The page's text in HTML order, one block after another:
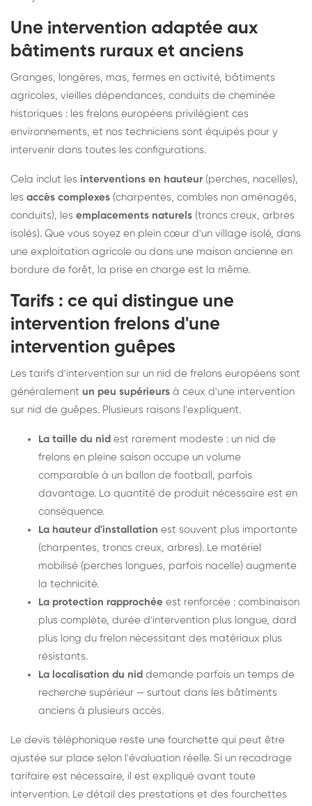
Une intervention adaptée aux
bâtiments ruraux et anciens
Granges, longères, mas, fermes en activité, bâtiments
agricoles, vieilles dépendances, conduits de cheminée
historiques : les frelons européens privilégient ces
environnements, et nos techniciens sont équipés pour y
intervenir dans toutes les configurations.
Cela inclut les interventions en hauteur (perches, nacelles),
les accès complexes (charpentes, combles non aménagés,
conduits), les emplacements naturels (troncs creux, arbres
isolés). Que vous soyez en plein cœur d'un village isolé, dans
une exploitation agricole ou dans une maison ancienne en
bordure de forêt, la prise en charge est la même.
Tarifs : ce qui distingue une
intervention frelons d'une
intervention guêpes
Les tarifs d'intervention sur un nid de frelons européens sont
généralement un peu supérieurs à ceux d'une intervention
sur nid de guêpes. Plusieurs raisons l'expliquent.
La taille du nid est rarement modeste : un nid de
frelons en pleine saison occupe un volume
comparable à un ballon de football, parfois
davantage. La quantité de produit nécessaire est en
conséquence.
La hauteur d'installation est souvent plus importante
(charpentes, troncs creux, arbres). Le matériel
mobilisé (perches longues, parfois nacelle) augmente
la technicité.
La protection rapprochée est renforcée : combinaison
plus complète, durée d'intervention plus longue, dard
plus long du frelon nécessitant des matériaux plus
résistants.
La localisation du nid demande parfois un temps de
recherche supérieur — surtout dans les bâtiments
anciens à plusieurs accès.
Le devis téléphonique reste une fourchette qui peut être
ajustée sur place selon l'évaluation réelle. Si un recadrage
tarifaire est nécessaire, il est expliqué avant toute
intervention. Le détail des prestations et des fourchettes